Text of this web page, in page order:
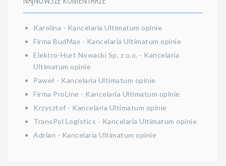
Karolina - Kancelaria Ultimatum opinie
Firma BudMax - Kancelaria Ultimatum opinie
Elektro-Hurt Nowacki Sp. z o.o. - Kancelaria
Ultimatum opinie
Paweł - Kancelaria Ultimatum opinie
Firma ProLine - Kancelaria Ultimatum opinie
Krzysztof - Kancelaria Ultimatum opinie
TransPol Logistics - Kancelaria Ultimatum opinie
Adrian - Kancelaria Ultimatum opinie